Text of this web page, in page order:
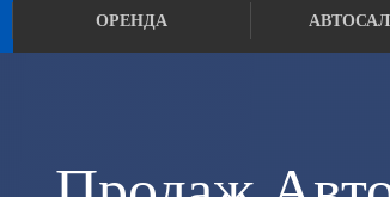
ОРЕНДА